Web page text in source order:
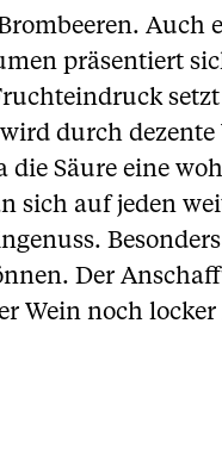
Auch
präsentiert
durch
Säure eine
sich auf jeden
Der
Wein noch